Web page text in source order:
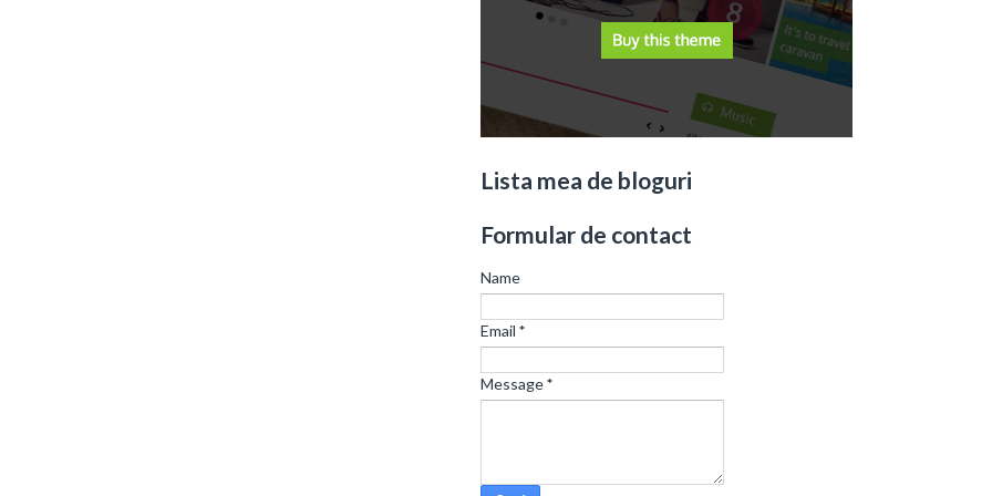
Lista mea de bloguri
Formular de contact
Name
Email *
Message*